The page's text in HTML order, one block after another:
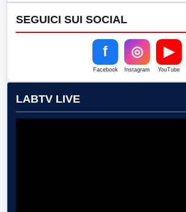
SEGUICI SUI SOCIAL
f
Facebook
◎
Instagram
▶
YouTube
LABTV LIVE